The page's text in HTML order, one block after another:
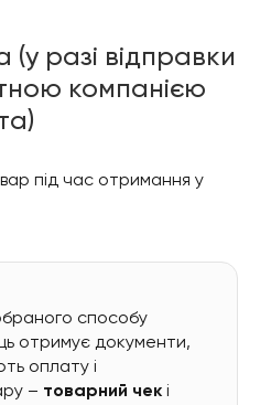
(у разі відправки
компанією
під час отримання у
способу
отримує документи,
оплату і
– товарний чек і